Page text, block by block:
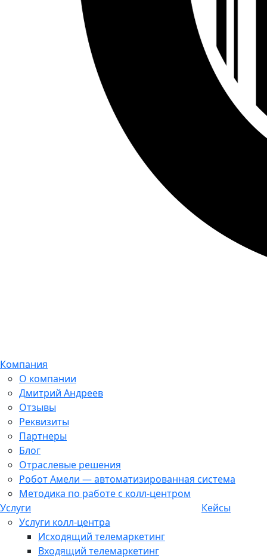
Компания
О компании
Дмитрий Андреев
Отзывы
Реквизиты
Партнеры
Блог
Отраслевые решения
Робот Амели — автоматизированная система
Методика по работе с колл-центром
Услуги
Услуги колл-центра
Исходящий телемаркетинг
Входящий телемаркетинг
Кейсы